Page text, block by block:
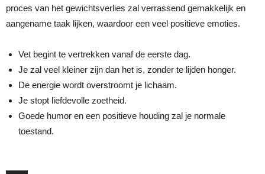
proces van het gewichtsverlies zal verrassend gemakkelijk en
aangename taak lijken, waardoor een veel positieve emoties.
Vet begint te vertrekken vanaf de eerste dag.
Je zal veel kleiner zijn dan het is, zonder te lijden honger.
De energie wordt overstroomt je lichaam.
Je stopt liefdevolle zoetheid.
Goede humor en een positieve houding zal je normale
toestand.